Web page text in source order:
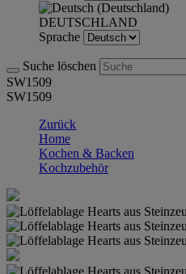
DEUTSCHLAND
Sprache
Suche löschen
SW1509
SW1509
Zurück
Home
Kochen & Backen
Kochzubehör